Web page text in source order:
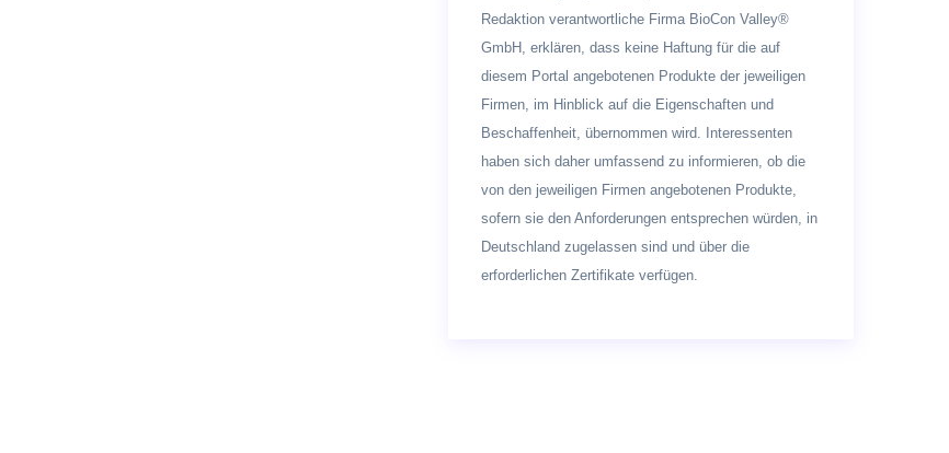
Redaktion verantwortliche Firma BioCon Valley®
GmbH, erklären, dass keine Haftung für die auf
diesem Portal angebotenen Produkte der jeweiligen
Firmen, im Hinblick auf die Eigenschaften und
Beschaffenheit, übernommen wird. Interessenten
haben sich daher umfassend zu informieren, ob die
von den jeweiligen Firmen angebotenen Produkte,
sofern sie den Anforderungen entsprechen würden, in
Deutschland zugelassen sind und über die
erforderlichen Zertifikate verfügen.